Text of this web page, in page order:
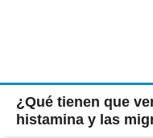
¿Qué tienen que
histamina y las